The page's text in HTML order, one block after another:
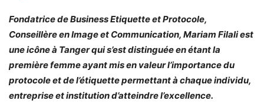
Fondatrice de Business Etiquette et Protocole,
Conseillère en Image et Communication, Mariam Filali est
une icône à Tanger qui s’est distinguée en étant la
première femme ayant mis en valeur l’importance du
protocole et de l’étiquette permettant à chaque individu,
entreprise et institution d’atteindre l’excellence.